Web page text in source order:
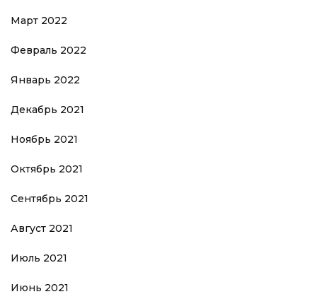
Март 2022
Февраль 2022
Январь 2022
Декабрь 2021
Ноябрь 2021
Октябрь 2021
Сентябрь 2021
Август 2021
Июль 2021
Июнь 2021